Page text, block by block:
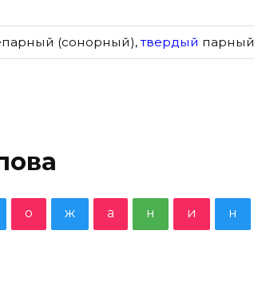
(сонорный),твердый парный
о ж а н и н